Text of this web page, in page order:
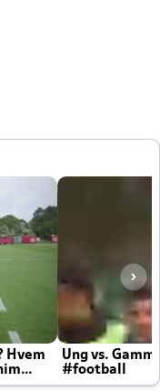
Hvem
Ung vs.
#football